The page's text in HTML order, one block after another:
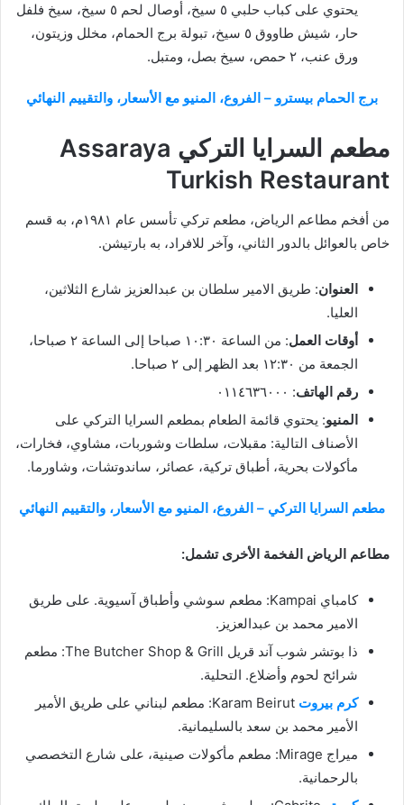
يحتوي على كباب حلبي ٥ سيخ، أوصال لحم ٥ سيخ، سيخ فلفل
حار، شيش طاووق ٥ سيخ، تبولة برج الحمام، مخلل وزيتون،
ورق عنب، ٢ حمص، سيخ بصل، ومتبل.
برج الحمام بيسترو – الفروع، المنيو مع الأسعار، والتقييم النهائي
مطعم السرايا التركي Assaraya
Turkish Restaurant
من أفخم مطاعم الرياض، مطعم تركي تأسس عام ١٩٨١م، به قسم
خاص بالعوائل بالدور الثاني، وآخر للافراد، به بارتيشن.
العنوان: طريق الامير سلطان بن عبدالعزيز شارع الثلاثين،
العليا.
أوقات العمل
: من الساعة ١٠:٣٠ صباحا إلى الساعة ٢ صباحا،
الجمعة من ١٢:٣٠ بعد الظهر إلى ٢ صباحا.
رقم الهاتف: ٠١١٤٦٣٦٠٠٠
المنيو: يحتوي قائمة الطعام بمطعم السرايا التركي على
الأصناف التالية: مقبلات، سلطات وشوربات، مشاوي، فخارات،
مأكولات بحرية، أطباق تركية، عصائر، ساندوتشات، وشاورما.
مطعم السرايا التركي – الفروع، المنيو مع الأسعار، والتقييم النهائي
مطاعم الرياض الفخمة الأخرى تشمل:
كامباي Kampai: مطعم سوشي وأطباق آسيوية. على طريق
الامير محمد بن عبدالعزيز.
ذا بوتشر شوب آند قريل The Butcher Shop & Grill: مطعم
شرائح لحوم وأضلاع. التحلية.
كرم بيروت
Karam Beirut: مطعم لبناني على طريق الأمير
الأمير محمد بن سعد بالسليمانية.
ميراج Mirage: مطعم مأكولات صينية، على شارع التخصصي
بالرحمانية.